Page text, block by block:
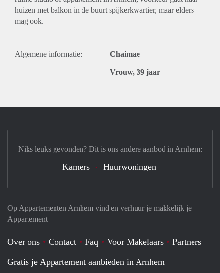
huizen met balkon in de buurt spijkerkwartier, maar elders
mag ook.
Algemene informatie: Chaimae
Vrouw, 39 jaar
Op Appartementen Arnhem vind en verhuur je makkelijk je
Appartement
Over ons Contact Faq Voor Makelaars
Partners
Gratis je Appartement aanbieden in Arnhem
Niks leuks gevonden? Dit is ons andere aanbod in Arnhem:
Kamers Huurwoningen